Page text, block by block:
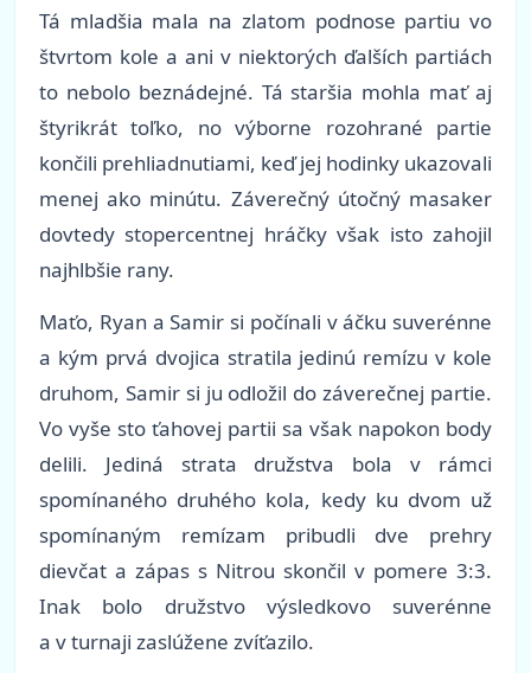
Tá mladšia mala na zlatom podnose partiu vo
štvrtom kole a ani v niektorých ďalších partiách
to nebolo beznádejné. Tá staršia mohla mať aj
štyrikrát toľko, no výborne rozohrané partie
končili prehliadnutiami, keď jej hodinky ukazovali
menej ako minútu. Záverečný útočný masaker
dovtedy stopercentnej hráčky však isto zahojil
najhlbšie rany.
Maťo, Ryan a Samir si počínali v áčku suverénne
a kým prvá dvojica stratila jedinú remízu v kole
druhom, Samir si ju odložil do záverečnej partie.
Vo vyše sto ťahovej partii sa však napokon body
delili. Jediná strata družstva bola v rámci
spomínaného druhého kola, kedy ku dvom už
spomínaným remízam pribudli dve prehry
dievčat a zápas s Nitrou skončil v pomere 3:3.
Inak bolo družstvo výsledkovo suverénne
a v turnaji zaslúžene zvíťazilo.